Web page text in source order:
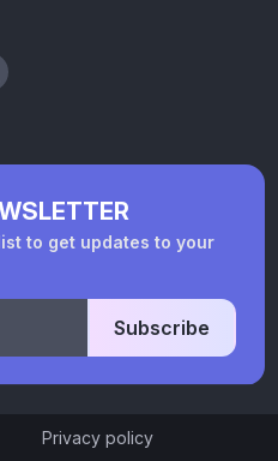
to get updates to your
Subscribe
Privacy policy